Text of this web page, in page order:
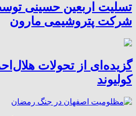
تسلیت اربعین حسینی
شرکت پتروشیمی مارون
گزیده‌ای از تحولات
کولیوند